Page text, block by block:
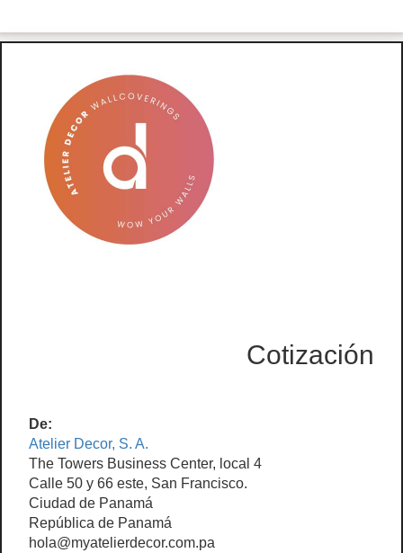
Cotización
De:
Atelier Decor, S. A.
The Towers Business Center, local 4
Calle 50 y 66 este, San Francisco.
Ciudad de Panamá
República de Panamá
hola@myatelierdecor.com.pa